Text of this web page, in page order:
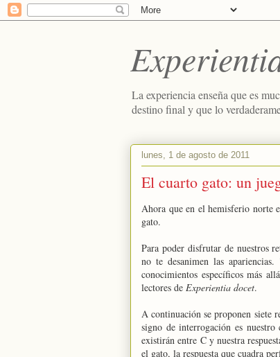
La experiencia enseña que es
destino final y que lo
lunes, 1 de agosto de 2011
El cuarto gato: un
Ahora que en el hemisferio norte
gato.
Para poder disfrutar de nuestros
no te desanimen las
conocimientos específicos más
lectores de Experientia docet.
A continuación se proponen siete
signo de interrogación es
existirán entre C y nuestra
el gato, la respuesta que cuadra